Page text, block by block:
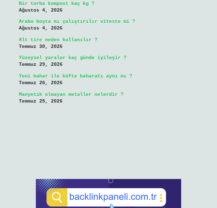
Bir torba kompost kaç kg ?
Ağustos 4, 2026
Araba boşta mı çalıştırılır viteste mi ?
Ağustos 4, 2026
Alt tire neden kullanılır ?
Temmuz 30, 2026
Yüzeysel yaralar kaç günde iyileşir ?
Temmuz 29, 2026
Yeni bahar ile köfte baharatı aynı mı ?
Temmuz 26, 2026
Manyetik olmayan metaller nelerdir ?
Temmuz 25, 2026